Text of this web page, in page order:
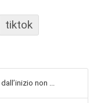
tiktok
non ...